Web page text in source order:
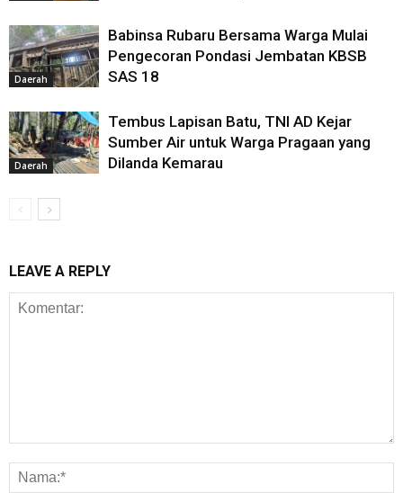
Daerah
Babinsa Rubaru Bersama Warga Mulai
Pengecoran Pondasi Jembatan KBSB
SAS 18
Daerah
Tembus Lapisan Batu, TNI AD Kejar
Sumber Air untuk Warga Pragaan yang
Dilanda Kemarau
LEAVE A REPLY